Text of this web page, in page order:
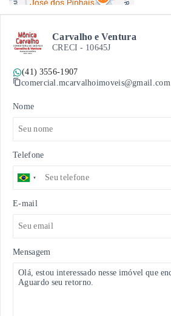
Carvalho e Ventura
CRECI - 10645J
(41) 3556-1907
comercial.mcarvalhoimoveis@gmail.com
Nome
Telefone
E-mail
Mensagem